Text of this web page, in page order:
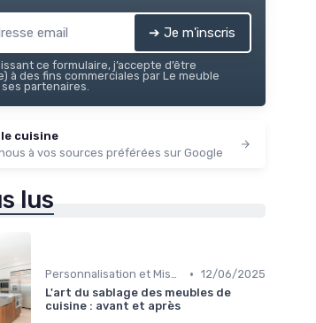
➔ Je m'inscris
ce formulaire, j’accepte d’être
à des fins commerciales par Le meuble
partenaires.
cuisine
à vos sources préférées sur Google
lus
Personnalisation et Mise à Niveau • 12/06/2025
L'art du sablage des meubles de
cuisine : avant et après